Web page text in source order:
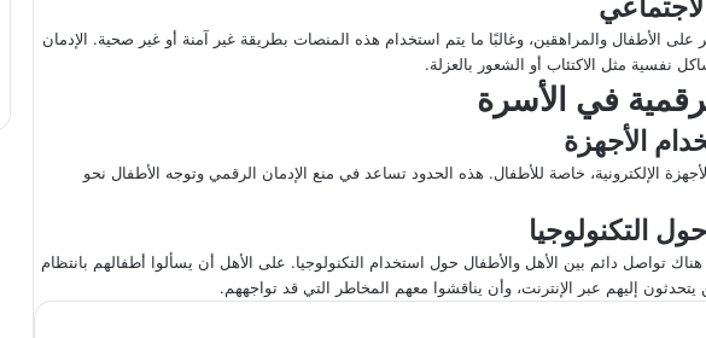
الأطفال والمراهقين، وغالبًا ما يتم استخدام هذه المنصات بطريقة غير آمنة أو غير صحية. الإدمان
نفسية مثل الاكتئاب أو الشعور بالعزلة.
في الأسرة
الإلكترونية، خاصة للأطفال. هذه الحدود تساعد في منع الإدمان الرقمي وتوجه الأطفال نحو
تواصل دائم بين الأهل والأطفال حول استخدام التكنولوجيا. على الأهل أن يسألوا أطفالهم بانتظام
إليهم عبر الإنترنت، وأن يناقشوا معهم المخاطر التي قد تواجههم.